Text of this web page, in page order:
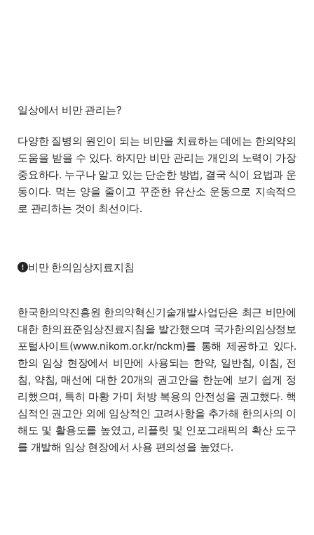
일상에서 비만 관리는?
다양한 질병의 원인이 되는 비만을 치료하는 데에는 한의약의
도움을 받을 수 있다. 하지만 비만 관리는 개인의 노력이 가장
중요하다. 누구나 알고 있는 단순한 방법, 결국 식이 요법과 운
동이다. 먹는 양을 줄이고 꾸준한 유산소 운동으로 지속적으
로 관리하는 것이 최선이다.
비만 한의임상지료지침
한국한의약진흥원 한의약혁신기술개발사업단은 최근 비만에
대한 한의표준임상진료지침을 발간했으며 국가한의임상정보
포털사이트(www.nikom.or.kr/nckm)를 통해 제공하고 있다.
한의 임상 현장에서 비만에 사용되는 한약, 일반침, 이침, 전
침, 약침, 매선에 대한 20개의 권고안을 한눈에 보기 쉽게 정
리했으며, 특히 마황 가미 처방 복용의 안전성을 권고했다. 핵
심적인 권고안 외에 임상적인 고려사항을 추가해 한의사의 이
해도 및 활용도를 높였고, 리플릿 및 인포그래픽의 확산 도구
를 개발해 임상 현장에서 사용 편의성을 높였다.